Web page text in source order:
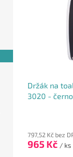
Držák na
3020 -
produktu
je
797,52 Kč bez
965 Kč / ks